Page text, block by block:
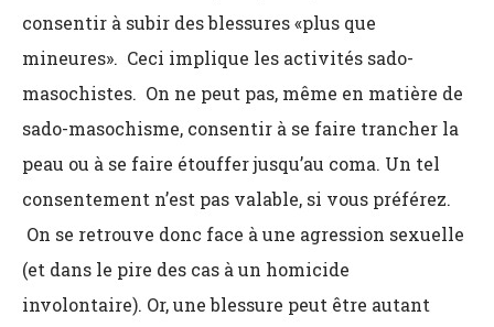
consentir à subir des blessures «plus que
mineures». Ceci implique les activités sado-
masochistes. On ne peut pas, même en matière de
sado-masochisme, consentir à se faire trancher la
peau ou à se faire étouffer jusqu’au coma. Un tel
consentement n’est pas valable, si vous préférez.
On se retrouve donc face à une agression sexuelle
(et dans le pire des cas à un homicide
involontaire). Or, une blessure peut être autant